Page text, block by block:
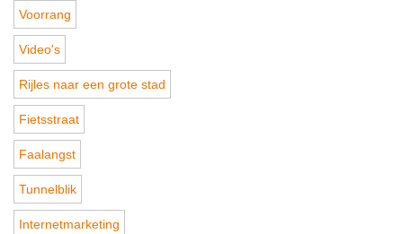
Voorrang
Video's
Rijles naar een grote stad
Fietsstraat
Faalangst
Tunnelblik
Internetmarketing